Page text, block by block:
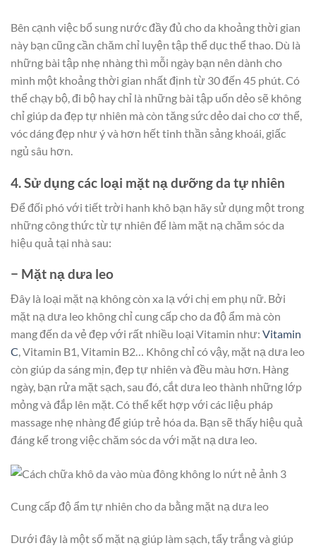
Bên cạnh việc bổ sung nước đầy đủ cho da khoảng thời gian
này bạn cũng cần chăm chỉ luyện tập thể dục thể thao. Dù là
những bài tập nhẹ nhàng thì mỗi ngày bạn nên dành cho
mình một khoảng thời gian nhất định từ 30 đến 45 phút. Có
thể chạy bộ, đi bộ hay chỉ là những bài tập uốn dẻo sẽ không
chỉ giúp da đẹp tự nhiên mà còn tăng sức dẻo dai cho cơ thể,
vóc dáng đẹp như ý và hơn hết tinh thần sảng khoái, giấc
ngủ sâu hơn.
4. Sử dụng các loại mặt nạ dưỡng da tự nhiên
Để đối phó với tiết trời hanh khô bạn hãy sử dụng một trong
những công thức từ tự nhiên để làm mặt nạ chăm sóc da
hiệu quả tại nhà sau:
− Mặt nạ dưa leo
Đây là loại mặt nạ không còn xa lạ với chị em phụ nữ. Bởi
mặt nạ dưa leo không chỉ cung cấp cho da độ ẩm mà còn
mang đến da vẻ đẹp với rất nhiều loại Vitamin như: Vitamin
C, Vitamin B1, Vitamin B2… Không chỉ có vậy, mặt nạ dưa leo
còn giúp da sáng mịn, đẹp tự nhiên và đều màu hơn. Hàng
ngày, bạn rửa mặt sạch, sau đó, cắt dưa leo thành những lớp
mỏng và đắp lên mặt. Có thể kết hợp với các liệu pháp
massage nhẹ nhàng để giúp trẻ hóa da. Bạn sẽ thấy hiệu quả
đáng kể trong việc chăm sóc da với mặt nạ dưa leo.
Cung cấp độ ẩm tự nhiên cho da bằng mặt nạ dưa leo
Dưới đây là một số mặt nạ giúp làm sạch, tẩy trắng và giúp